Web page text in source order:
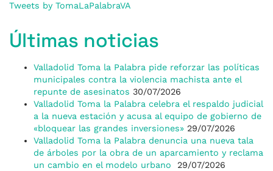
Tweets by TomaLaPalabraVA
Últimas noticias
Valladolid Toma la Palabra pide reforzar las políticas
municipales contra la violencia machista ante el
repunte de asesinatos 30/07/2026
Valladolid Toma la Palabra celebra el respaldo judicial
a la nueva estación y acusa al equipo de gobierno de
«bloquear las grandes inversiones» 29/07/2026
Valladolid Toma la Palabra denuncia una nueva tala
de árboles por la obra de un aparcamiento y reclama
un cambio en el modelo urbano
29/07/2026